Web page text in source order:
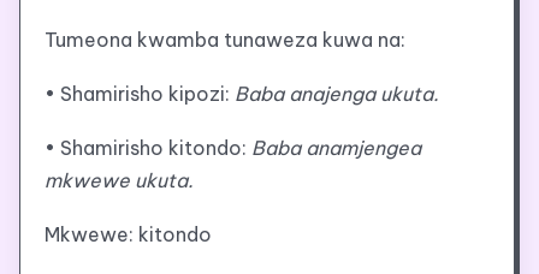
Tumeona kwamba tunaweza kuwa na:
• Shamirisho kipozi: Baba anajenga ukuta.
• Shamirisho kitondo: Baba anamjengea
mkwewe ukuta.
Mkwewe: kitondo